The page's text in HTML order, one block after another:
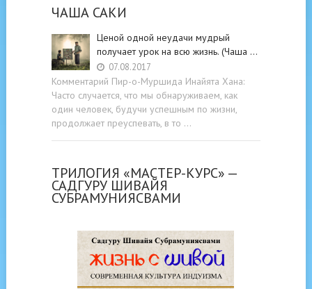
ЧАША САКИ
Ценой одной неудачи мудрый
получает урок на всю жизнь. (Чаша …
07.08.2017
Комментарий Пир-о-Муршида Инайята Хана:
Часто случается, что мы обнаруживаем, как
один человек, будучи успешным по жизни,
продолжает преуспевать, в то …
ТРИЛОГИЯ «МАСТЕР-КУРС» —
САДГУРУ ШИВАЙЯ
СУБРАМУНИЯСВАМИ